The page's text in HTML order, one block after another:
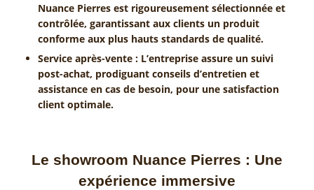
Nuance Pierres est rigoureusement sélectionnée et
contrôlée, garantissant aux clients un produit
conforme aux plus hauts standards de qualité.
Service après-vente : L’entreprise assure un suivi
post-achat, prodiguant conseils d’entretien et
assistance en cas de besoin, pour une satisfaction
client optimale.
Le showroom Nuance Pierres : Une
expérience immersive